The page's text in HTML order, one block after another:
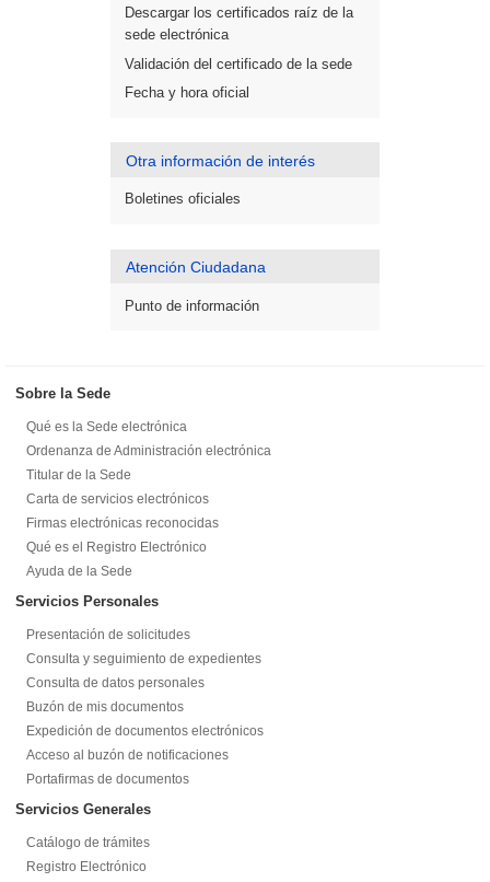
Descargar los certificados raíz de la
sede electrónica
Validación del certificado de la sede
Fecha y hora oficial
Otra información de interés
Boletines oficiales
Atención Ciudadana
Punto de información
Sobre la Sede
Qué es la Sede electrónica
Ordenanza de Administración electrónica
Titular de la Sede
Carta de servicios electrónicos
Firmas electrónicas reconocidas
Qué es el Registro Electrónico
Ayuda de la Sede
Servicios Personales
Presentación de solicitudes
Consulta y seguimiento de expedientes
Consulta de datos personales
Buzón de mis documentos
Expedición de documentos electrónicos
Acceso al buzón de notificaciones
Portafirmas de documentos
Servicios Generales
Catálogo de trámites
Registro Electrónico